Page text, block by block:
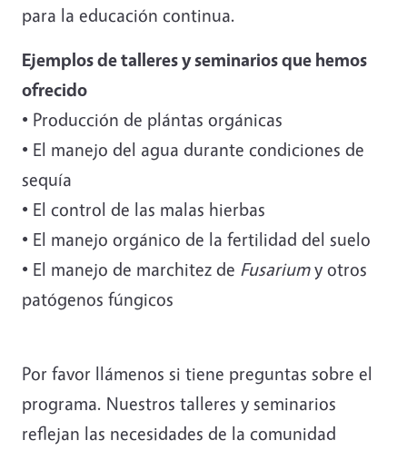
para la educación continua.
Ejemplos de talleres y seminarios que hemos
ofrecido
• Producción de plántas orgánicas
• El manejo del agua durante condiciones de
sequía
• El control de las malas hierbas
• El manejo orgánico de la fertilidad del suelo
• El manejo de marchitez de Fusariumy otros
patógenos fúngicos
Por favor llámenos si tiene preguntas sobre el
programa. Nuestros talleres y seminarios
reflejan las necesidades de la comunidad